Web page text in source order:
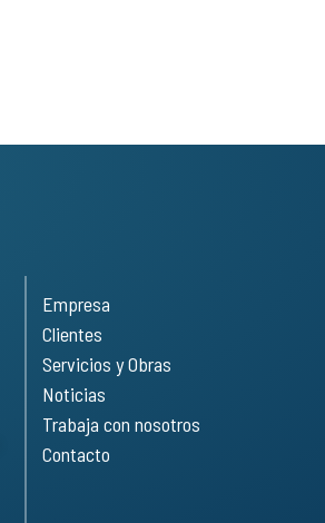
Empresa
Clientes
Servicios y Obras
Noticias
Trabaja con nosotros
Contacto